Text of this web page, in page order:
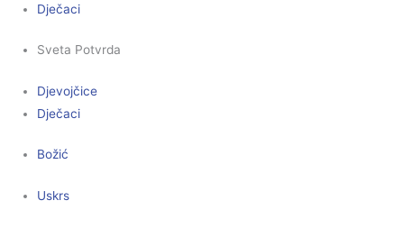
Dječaci
Sveta Potvrda
Djevojčice
Dječaci
Božić
Uskrs